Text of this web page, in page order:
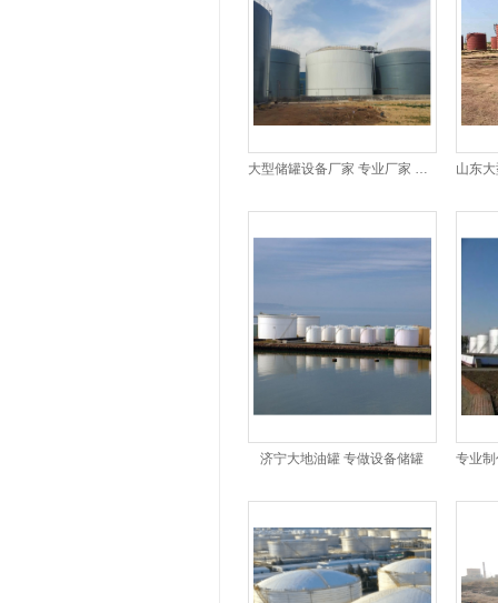
大型储罐设备厂家 专业厂家 设备...
济宁大地油罐 专做设备储罐